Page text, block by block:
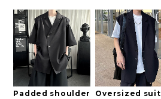
Padded shoulder
Oversized suit